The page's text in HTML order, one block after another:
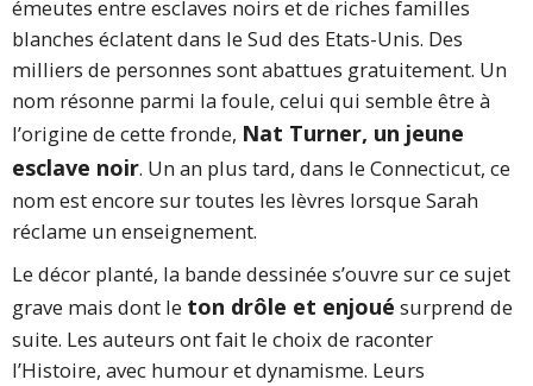
émeutes entre esclaves noirs et de riches familles
blanches éclatent dans le Sud des Etats-Unis. Des
milliers de personnes sont abattues gratuitement. Un
nom résonne parmi la foule, celui qui semble être à
l’origine de cette fronde, Nat Turner, un jeune
esclave noir. Un an plus tard, dans le Connecticut, ce
nom est encore sur toutes les lèvres lorsque Sarah
réclame un enseignement.
Le décor planté, la bande dessinée s’ouvre sur ce sujet
grave mais dont le ton drôle et enjoué surprend de
suite. Les auteurs ont fait le choix de raconter
l’Histoire, avec humour et dynamisme. Leurs